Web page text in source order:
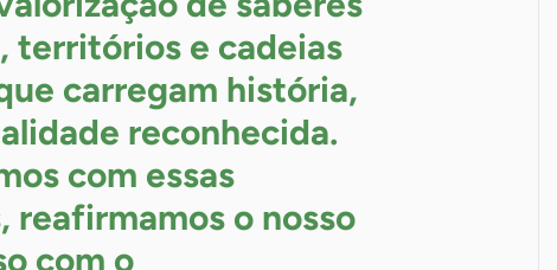
territórios e cadeias
carregam história,
reconhecida.
com essas
reafirmamos o nosso
com o